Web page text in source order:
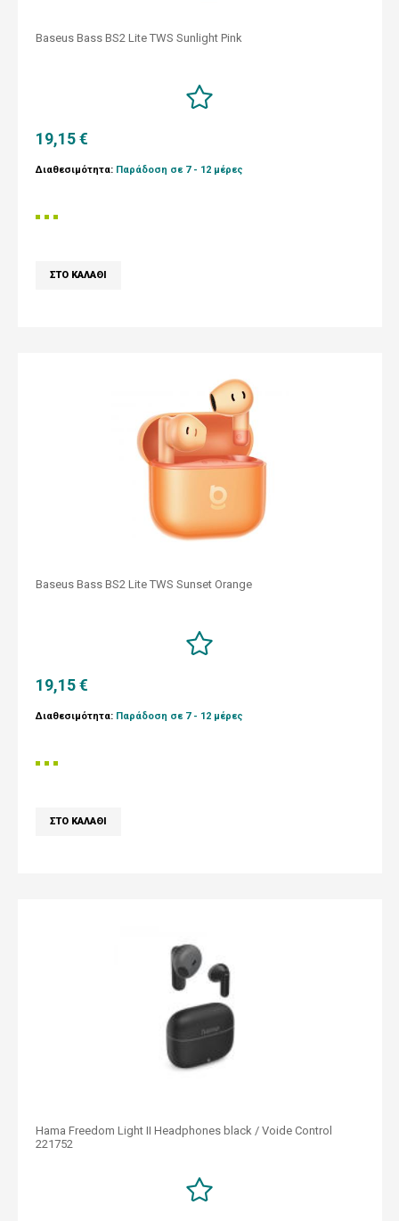
Baseus Bass BS2 Lite TWS Sunlight Pink
19,15 €
Διαθεσιμότητα: Παράδοση σε 7 - 12 μέρες
Baseus Bass BS2 Lite TWS Sunset Orange
19,15 €
Διαθεσιμότητα: Παράδοση σε 7 - 12 μέρες
Hama Freedom Light II Headphones black / Voide Control
221752